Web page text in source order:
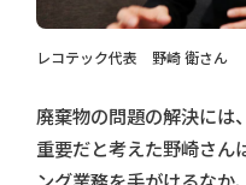
レコテック代表 野崎 衛さん
廃棄物の問題の解決には
重要だと考えた野崎さん